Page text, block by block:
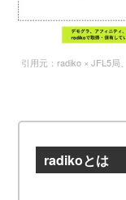
引用元：radiko × JFL5局
radikoとは